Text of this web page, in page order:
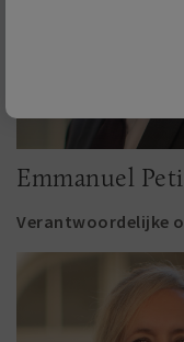
Emmanuel
Verantwoordelijke
vooraf van te
Vul uw land in en